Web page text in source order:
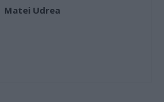
Matei Udrea